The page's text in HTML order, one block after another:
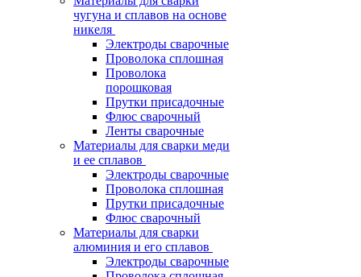
чугуна и сплавов на основе
никеля
Электроды сварочные
Проволока сплошная
Проволока
порошковая
Прутки присадочные
Флюс сварочный
Ленты сварочные
Материалы для сварки меди
и ее сплавов
Электроды сварочные
Проволока сплошная
Прутки присадочные
Флюс сварочный
Материалы для сварки
алюминия и его сплавов
Электроды сварочные